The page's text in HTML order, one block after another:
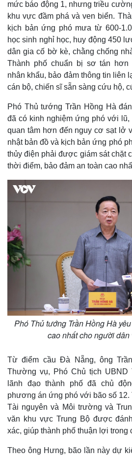
mức báo động 1, nhưng triều
khu vực đầm phá và ven biển.
kịch bản ứng phó mưa từ 600-
học sinh nghỉ học, huy động 450
dân gia cố bờ kè, chằng chống
Thành phố chuẩn bị sơ tán hơn
nhân khẩu, bảo đảm thông tin liên
cán bộ, chiến sĩ sẵn sàng cứu hộ,
Phó Thủ tướng Trần Hồng Hà
đã có kinh nghiệm ứng phó với
quan tâm hơn đến nguy cơ sạt lở
nhật bản đồ và kịch bản ứng phó
thủy điện phải được giám sát chặt
thời điểm, bảo đảm an toàn cao
Phó Thủ tướng Trần Hồng Hà
cao nhất cho người
Từ điểm cầu Đà Nẵng, ông
Thường vụ, Phó Chủ tịch
lãnh đạo thành phố đã chủ
phương án ứng phó với bão số
Tài nguyên và Môi trường và
văn khu vực Trung Bộ được
xác, giúp thành phố thuận lợi trong
Theo ông Hưng, bão lần này dự